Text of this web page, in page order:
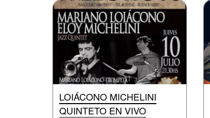
LOIÁCONO MICHELINI
QUINTETO EN VIVO